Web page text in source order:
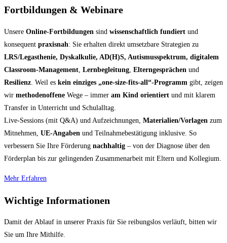
Fortbildungen & Webinare
Unsere Online-Fortbildungen sind wissenschaftlich fundiert und
konsequent praxisnah: Sie erhalten direkt umsetzbare Strategien zu
LRS/Legasthenie, Dyskalkulie, AD(H)S, Autismusspektrum, digitalem
Classroom-Management Lernbegleitung Elterngesprächen und
Resilienz . Weil es kein einziges „one-size-fits-all“-Programm gibt, zeigen
wir methodenoffene Wege – immer am Kind orientiert und mit klarem
Transfer in Unterricht und Schulalltag.
Live-Sessions (mit Q&A) und Aufzeichnungen, Materialien/Vorlagen zum
Mitnehmen, UE-Angaben und Teilnahmebestätigung inklusive. So
verbessern Sie Ihre Förderung nachhaltig – von der Diagnose über den
Förderplan bis zur gelingenden Zusammenarbeit mit Eltern und Kollegium.
Mehr Erfahren
Wichtige Informationen
Damit der Ablauf in unserer Praxis für Sie reibungslos verläuft, bitten wir
Sie um Ihre Mithilfe.